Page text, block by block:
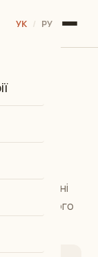
УК / РУ
районі
платіжні
Залізничного